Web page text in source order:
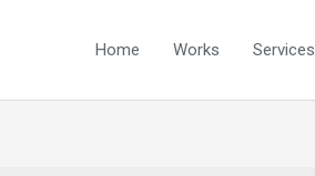
Home Works Services